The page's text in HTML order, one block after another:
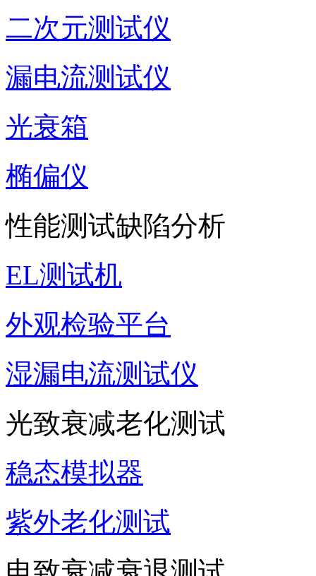
二次元测试仪
漏电流测试仪
光衰箱
椭偏仪
性能测试缺陷分析
EL测试机
外观检验平台
湿漏电流测试仪
光致衰减老化测试
稳态模拟器
紫外老化测试